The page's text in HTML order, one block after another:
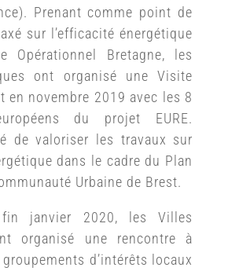
Prenant comme point de
sur l’efficacité énergétique
Opérationnel Bretagne, les
ont organisé une Visite
en novembre 2019 avec les 8
du projet EURE.
de valoriser les travaux sur
dans le cadre du Plan
Urbaine de Brest.
janvier 2020, les Villes
organisé une rencontre à
d’intérêts locaux